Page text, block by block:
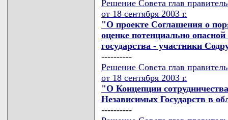
Решение Совета глав
от 18 сентября 2003 г.
"О проекте Соглашения о
оценке потенциально
государства - участники
----------
Решение Совета глав
от 18 сентября 2003 г.
"О Концепции
Независимых Государств в
----------